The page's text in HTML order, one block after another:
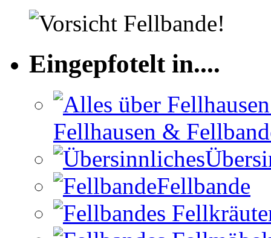
Eingepfotelt in....
Fellhausen &
Fellbande